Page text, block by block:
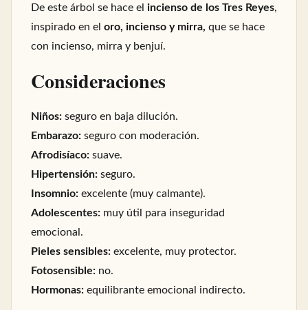
De este árbol se hace el incienso de los Tres Reyes,
inspirado en el oro, incienso y mirra, que se hace
con incienso, mirra y benjuí.
Consideraciones
Niños: seguro en baja dilución.
Embarazo: seguro con moderación.
Afrodisíaco: suave.
Hipertensión: seguro.
Insomnio: excelente (muy calmante).
Adolescentes: muy útil para inseguridad
emocional.
Pieles sensibles: excelente, muy protector.
Fotosensible: no.
Hormonas: equilibrante emocional indirecto.